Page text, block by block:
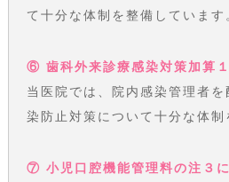
て十分な体制を整備しています
⑥ 歯科外来診療感染対策加算１
当医院では、院内感染管理者
染防止対策について十分な体制
⑦ 小児口腔機能管理料の注３